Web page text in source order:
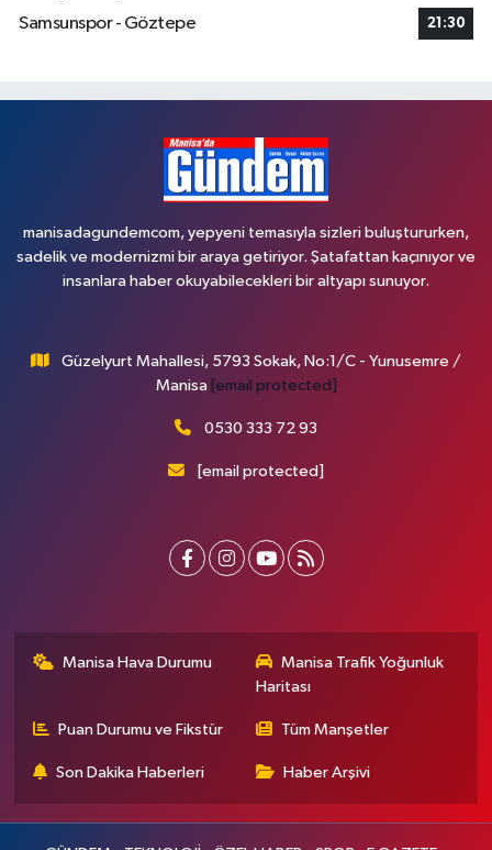
Samsunspor - Göztepe
21:30
manisadagundemcom, yepyeni temasıyla sizleri buluştururken,
sadelik ve modernizmi bir araya getiriyor. Şatafattan kaçınıyor ve
insanlara haber okuyabilecekleri bir altyapı sunuyor.
Güzelyurt Mahallesi, 5793 Sokak, No:1/C - Yunusemre /
Manisa [email protected]
0530 333 72 93
[email protected]
Manisa Hava Durumu
Manisa Trafik Yoğunluk
Haritası
Puan Durumu ve Fikstür Tüm Manşetler
Son Dakika Haberleri Haber Arşivi